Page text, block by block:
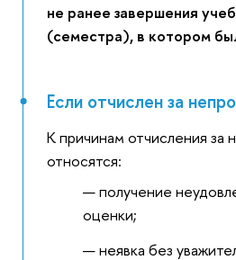
не ранее завершения
(семестра), в котором
Если отчислен за
К причинам отчисления
относятся:
получение
оценки;
неявка без